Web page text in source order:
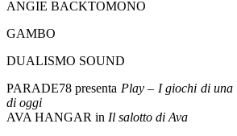
ANGIE BACKTOMONO
GAMBO
DUALISMO SOUND
PARADE78 presenta Play – I giochi di una
di oggi
AVA HANGAR in Il salotto di Ava